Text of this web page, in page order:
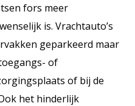
fors meer
is. Vrachtauto’s
geparkeerd maar
of
of bij de
het hinderlijk